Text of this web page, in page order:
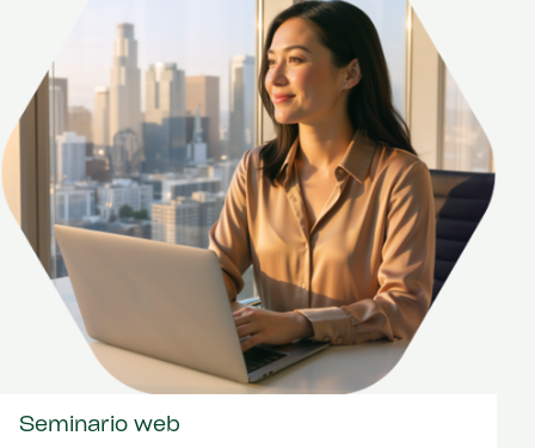
Seminario web